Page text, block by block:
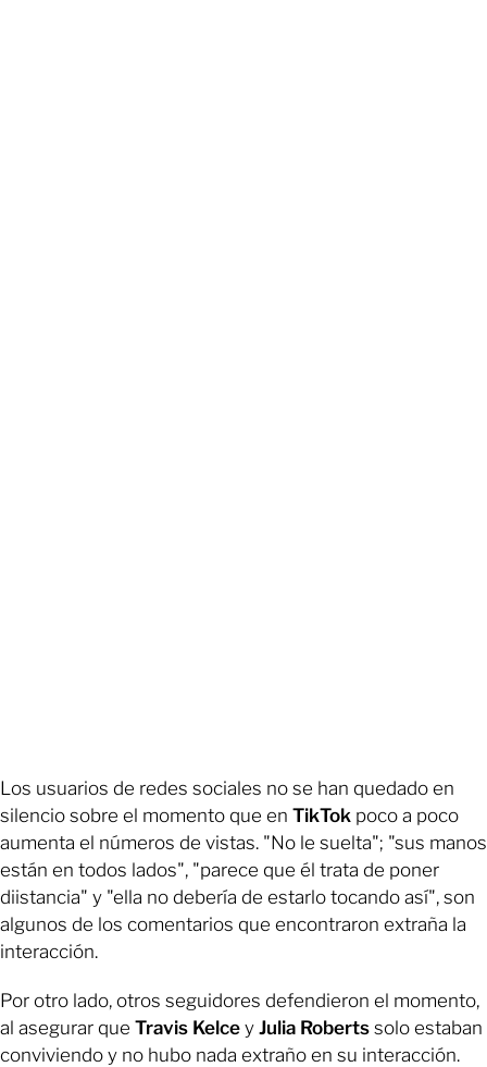
Los usuarios de redes sociales no se han quedado en
silencio sobre el momento que en TikTok poco a poco
aumenta el números de vistas. "No le suelta"; "sus manos
están en todos lados", "parece que él trata de poner
diistancia" y "ella no debería de estarlo tocando así", son
algunos de los comentarios que encontraron extraña la
interacción.
Por otro lado, otros seguidores defendieron el momento,
al asegurar que Travis Kelce y Julia Roberts solo estaban
conviviendo y no hubo nada extraño en su interacción.